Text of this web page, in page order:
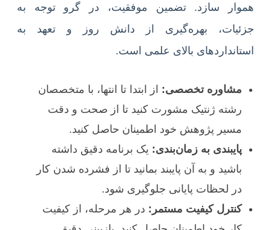
هموار سازد. تضمین موفقیت، در گرو توجه به
جزئیات، بهره‌گیری از دانش روز و تعهد به
استانداردهای بالای علمی است.
مشاوره تخصصی: از ابتدا تا انتها، با متخصصان
رشته ژنتیک مشورت کنید تا از صحت و دقت
مسیر پژوهش خود اطمینان حاصل کنید.
پایبندی به زمان‌بندی: یک برنامه دقیق داشته
باشید و به آن پایبند بمانید تا از فشرده شدن کار
در لحظات پایانی جلوگیری شود.
کنترل کیفیت مستمر: در هر مرحله، از کیفیت